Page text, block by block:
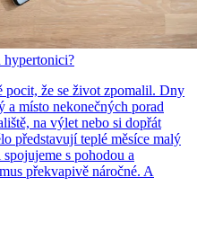
hypertonici?
pocit, že se život zpomalil. Dny
a místo nekonečných porad
na výlet nebo si dopřát
představují teplé měsíce malý
s pohodou a
překvapivě náročné. A